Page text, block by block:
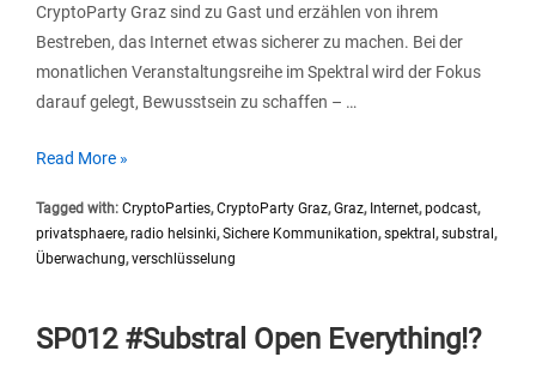
CryptoParty Graz sind zu Gast und erzählen von ihrem
Bestreben, das Internet etwas sicherer zu machen. Bei der
monatlichen Veranstaltungsreihe im Spektral wird der Fokus
darauf gelegt, Bewusstsein zu schaffen – …
SP013
CryptoParty
Graz
Read More »
Tagged with: CryptoParties,CryptoParty Graz,Graz, Internet,podcast,
privatsphaere,radio helsinki,Sichere Kommunikation,spektral ,substral ,
Überwachung,verschlüsselung
SP012 #Substral Open Everything!?